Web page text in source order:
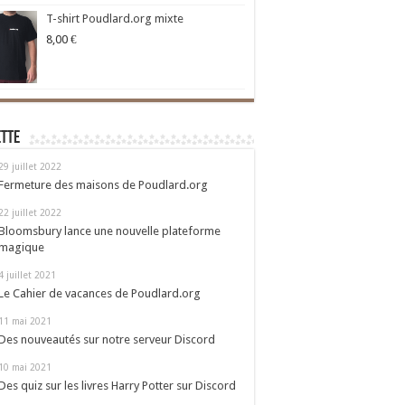
T-shirt Poudlard.org mixte
8,00 €
juillet 2022
des maisons de Poudlard.org
juillet 2022
lance une nouvelle plateforme
juillet 2021
Cahier de vacances de Poudlard.org
mai 2021
nouveautés sur notre serveur Discord
mai 2021
quiz sur les livres Harry Potter sur Discord